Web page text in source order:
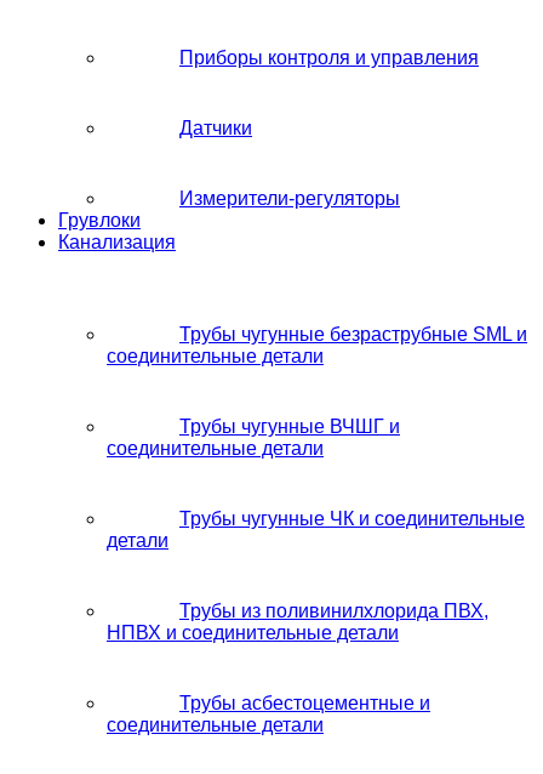
Приборы контроля и управления
Датчики
Измерители-регуляторы
Грувлоки
Канализация
Трубы чугунные безраструбные SML и
соединительные детали
Трубы чугунные ВЧШГ и
соединительные детали
Трубы чугунные ЧК и соединительные
детали
Трубы из поливинилхлорида ПВХ,
НПВХ и соединительные детали
Трубы асбестоцементные и
соединительные детали